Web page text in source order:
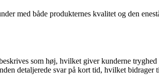
med både produkternes kvalitet og den
som høj, hvilket giver kunderne tryghed
detaljerede svar på kort tid, hvilket bidrager